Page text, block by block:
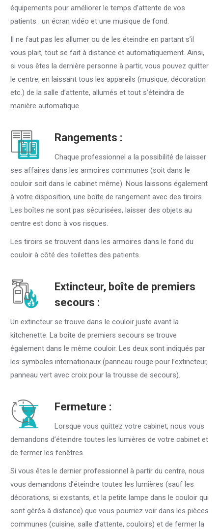
équipements pour améliorer le temps d’attente de vos
patients : un écran vidéo et une musique de fond.
Il ne faut pas les allumer ou de les éteindre en partant s’il
vous plait, tout se fait à distance et automatiquement. Ainsi,
si vous êtes la dernière personne à partir, vous pouvez quitter
le centre, en laissant tous les appareils (musique, décoration
etc.) de la salle d’attente, allumés et tout s’éteindra de
manière automatique.
Rangements :
Chaque professionnel a la possibilité de laisser
ses affaires dans les armoires communes (soit dans le
couloir soit dans le cabinet même). Nous laissons également
à votre disposition, une boîte de rangement avec des tiroirs.
Les boîtes ne sont pas sécurisées, laisser des objets au
centre est donc à vos risques.
Les tiroirs se trouvent dans les armoires dans le fond du
couloir à côté des toilettes des patients.
Extincteur, boîte de premiers
secours :
Un extincteur se trouve dans le couloir juste avant la
kitchenette. La boîte de premiers secours se trouve
également dans le même couloir. Les deux sont indiqués par
les symboles internationaux (panneau rouge pour l’extincteur,
panneau vert avec croix pour la trousse de secours).
Fermeture :
Lorsque vous quittez votre cabinet, nous vous
demandons d’éteindre toutes les lumières de votre cabinet et
de fermer les fenêtres.
Si vous êtes le dernier professionnel à partir du centre, nous
vous demandons d’éteindre toutes les lumières (sauf les
décorations, si existants, et la petite lampe dans le couloir qui
sont gérés à distance) que vous pourriez voir dans les pièces
communes (cuisine, salle d’attente, couloirs) et de fermer la